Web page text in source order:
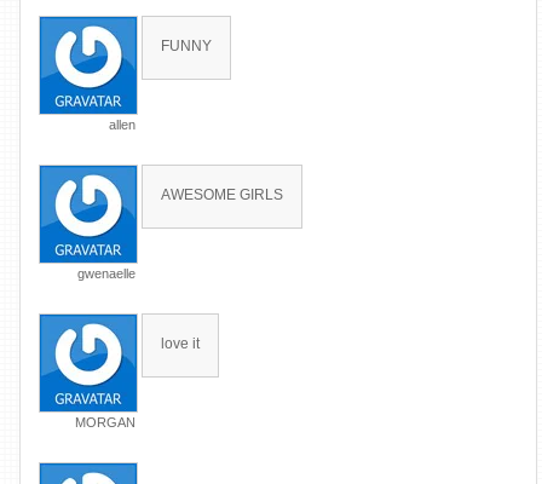
allen
FUNNY
gwenaelle
AWESOME GIRLS
MORGAN
love it